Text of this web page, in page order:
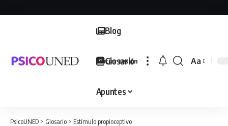
Blog
Glosario
Apuntes
Iniciar sesión
Font
Aa
PsicoUNED > Glosario > Estímulo propioceptivo